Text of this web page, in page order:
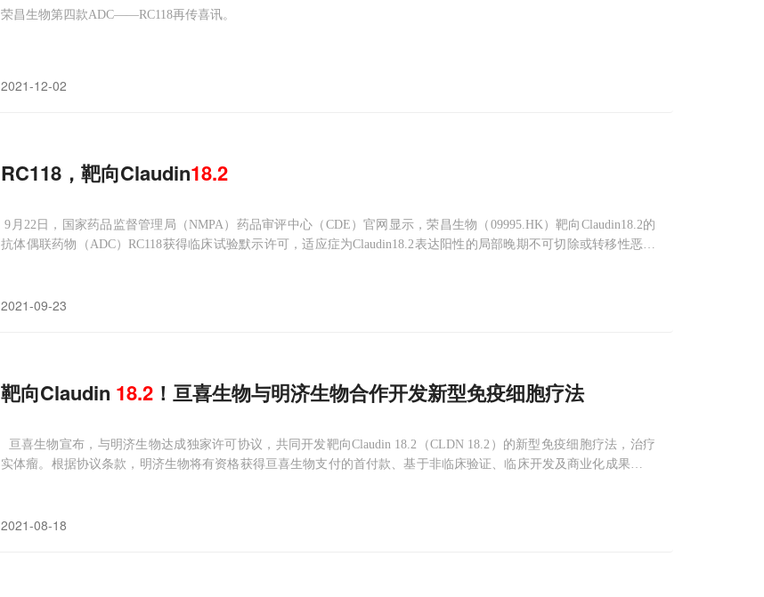
荣昌生物第四款ADC——RC118再传喜讯。
2021-12-02
RC118，靶向Claudin18.2
9月22日，国家药品监督管理局（NMPA）药品审评中心（CDE）官网显示，荣昌生物（09995.HK）靶向Claudin18.2的
抗体偶联药物（ADC）RC118获得临床试验默示许可，适应症为Claudin18.2表达阳性的局部晚期不可切除或转移性恶性
2021-09-23
靶向Claudin 18.2 ！亘喜生物与明济生物合作开发新型免疫细胞疗法
亘喜生物宣布，与明济生物达成独家许可协议，共同开发靶向Claudin 18.2（CLDN 18.2）的新型免疫细胞疗法，治疗
实体瘤。根据协议条款，明济生物将有资格获得亘喜生物支付的首付款、基于非临床验证、临床开发及商业化成果的里
2021-08-18